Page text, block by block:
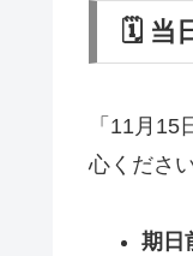
🗓️ 当
「11月
心くださ
期日